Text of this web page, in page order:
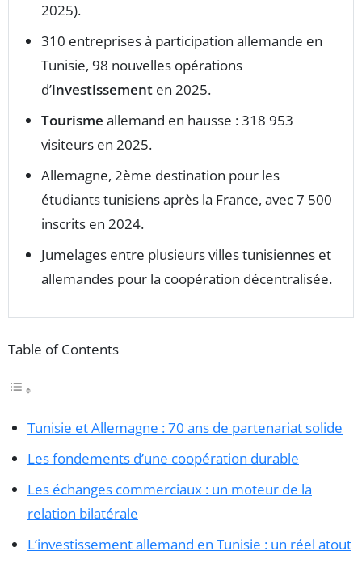
2025).
310 entreprises à participation allemande en
Tunisie, 98 nouvelles opérations
d’investissement en 2025.
Tourisme allemand en hausse : 318 953
visiteurs en 2025.
Allemagne, 2ème destination pour les
étudiants tunisiens après la France, avec 7 500
inscrits en 2024.
Jumelages entre plusieurs villes tunisiennes et
allemandes pour la coopération décentralisée.
Table of Contents
Tunisie et Allemagne : 70 ans de partenariat solide
Les fondements d’une coopération durable
Les échanges commerciaux : un moteur de la
relation bilatérale
L’investissement allemand en Tunisie : un réel atout